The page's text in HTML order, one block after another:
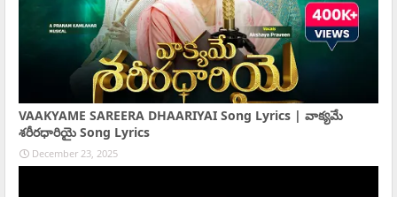
VAAKYAME SAREERA DHAARIYAI Song Lyrics | వాక్యమే
శరీరధారియై Song Lyrics
December 23, 2025